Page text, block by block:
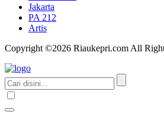
Jakarta
PA 212
Artis
Copyright ©2026 Riaukepri.com All